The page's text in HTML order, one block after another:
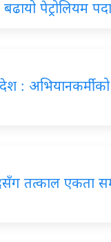
पेट्रोलियम
: अभियानकर्मीको
तत्काल एकता